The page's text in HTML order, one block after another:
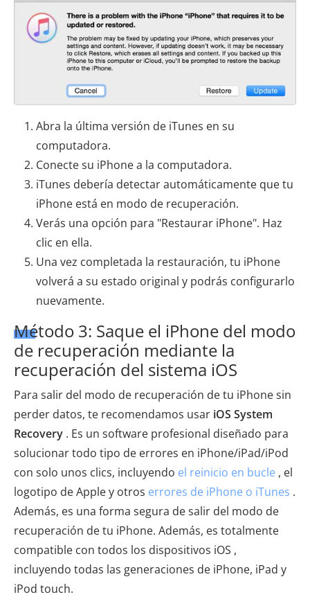
Abra la última versión de iTunes en su
computadora.
Conecte su iPhone a la computadora.
iTunes debería detectar automáticamente que tu
iPhone está en modo de recuperación.
Verás una opción para "Restaurar iPhone". Haz
clic en ella.
Una vez completada la restauración, tu iPhone
volverá a su estado original y podrás configurarlo
nuevamente.
Método 3: Saque el iPhone del modo
de recuperación mediante la
recuperación del sistema iOS
Para salir del modo de recuperación de tu iPhone sin
perder datos, te recomendamos usar iOS System
Recovery . Es un software profesional diseñado para
solucionar todo tipo de errores en iPhone/iPad/iPod
con solo unos clics, incluyendo el reinicio en bucle , el
logotipo de Apple y otros errores de iPhone o iTunes .
Además, es una forma segura de salir del modo de
recuperación de tu iPhone. Además, es totalmente
compatible con todos los dispositivos iOS ,
incluyendo todas las generaciones de iPhone, iPad y
iPod touch.